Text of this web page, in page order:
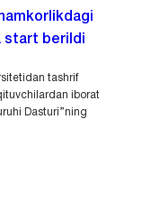
start berildi
tashrif
iborat
Dasturi”ning